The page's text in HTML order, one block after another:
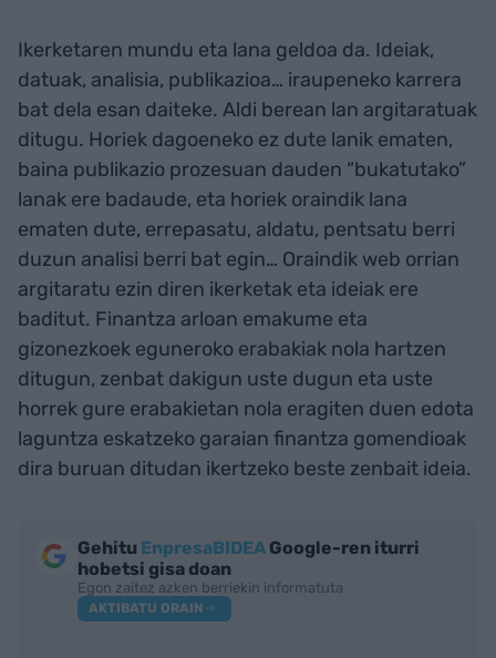
Ikerketaren mundu eta lana geldoa da. Ideiak,
datuak, analisia, publikazioa… iraupeneko karrera
bat dela esan daiteke. Aldi berean lan argitaratuak
ditugu. Horiek dagoeneko ez dute lanik ematen,
baina publikazio prozesuan dauden “bukatutako”
lanak ere badaude, eta horiek oraindik lana
ematen dute, errepasatu, aldatu, pentsatu berri
duzun analisi berri bat egin… Oraindik web orrian
argitaratu ezin diren ikerketak eta ideiak ere
baditut. Finantza arloan emakume eta
gizonezkoek eguneroko erabakiak nola hartzen
ditugun, zenbat dakigun uste dugun eta uste
horrek gure erabakietan nola eragiten duen edota
laguntza eskatzeko garaian finantza gomendioak
dira buruan ditudan ikertzeko beste zenbait ideia.
Gehitu EnpresaBIDEA Google-ren iturri
hobetsi gisa doan
Egon zaitez azken berriekin informatuta
AKTIBATU ORAIN